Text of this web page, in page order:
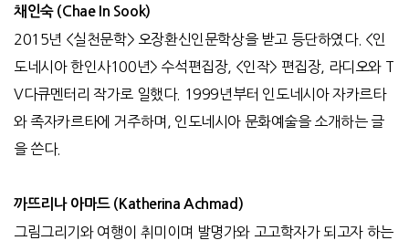
채인숙 (Chae In Sook)
2015년 <실천문학> 오장환신인문학상을 받고 등단하였다. <인
도네시아 한인사100년> 수석편집장, <인작> 편집장, 라디오와 T
V다큐멘터리 작가로 일했다. 1999년부터 인도네시아 자카르타
와 족자카르타에 거주하며, 인도네시아 문화예술을 소개하는 글
을 쓴다.
까뜨리나 아마드 (Katherina Achmad)
그림그리기와 여행이 취미이며 발명가와 고고학자가 되고자 하는